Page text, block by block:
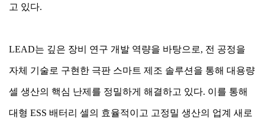
고 있다.
LEAD는 깊은 장비 연구 개발 역량을 바탕으로, 전 공정을
자체 기술로 구현한 극판 스마트 제조 솔루션을 통해 대용량
셀 생산의 핵심 난제를 정밀하게 해결하고 있다. 이를 통해
대형 ESS 배터리 셀의 효율적이고 고정밀 생산의 업계 새로